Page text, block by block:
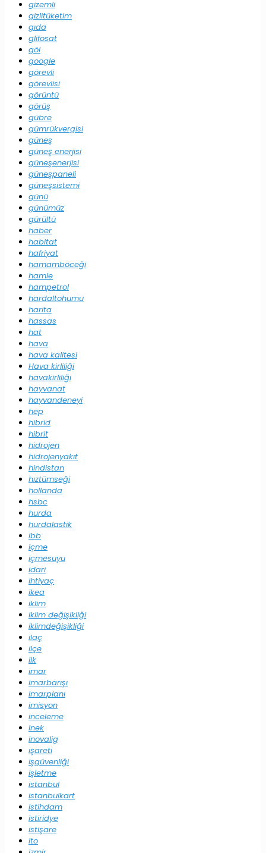
gizemli
gizlitüketim
gıda
glifosat
göl
google
görevli
görevlisi
görüntü
görüş
gübre
gümrükvergisi
güneş
güneş enerjisi
güneşenerjisi
güneşpaneli
güneşsistemi
günü
günümüz
gürültü
haber
habitat
hafriyat
hamamböceği
hamle
hampetrol
hardaltohumu
harita
hassas
hat
hava
hava kalitesi
Hava kirliliği
havakirliliği
hayvanat
hayvandeneyi
hep
hibrid
hibrit
hidrojen
hidrojenyakıt
hindistan
hıztümseği
hollanda
hsbc
hurda
hurdalastik
ibb
içme
içmesuyu
idari
ihtiyaç
ikea
iklim
iklim değişikliği
iklimdeğişikliği
ilaç
ilçe
ilk
imar
imarbarışı
imarplanı
imisyon
inceleme
inek
inovalig
işareti
işgüvenliği
işletme
istanbul
istanbulkart
istihdam
istiridye
istişare
ito